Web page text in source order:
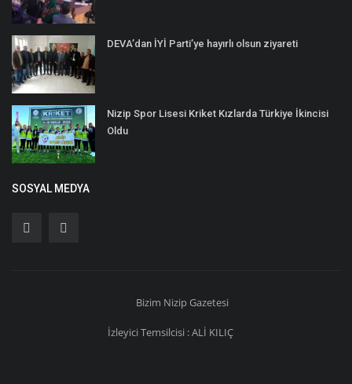
DEVA’dan İYİ Parti’ye hayırlı olsun ziyareti
Nizip Spor Lisesi Kriket Kızlarda Türkiye İkincisi
Oldu
SOSYAL MEDYA
Bizim NizipGazetesi
İzleyici Temsilcisi : ALİ KILIÇ